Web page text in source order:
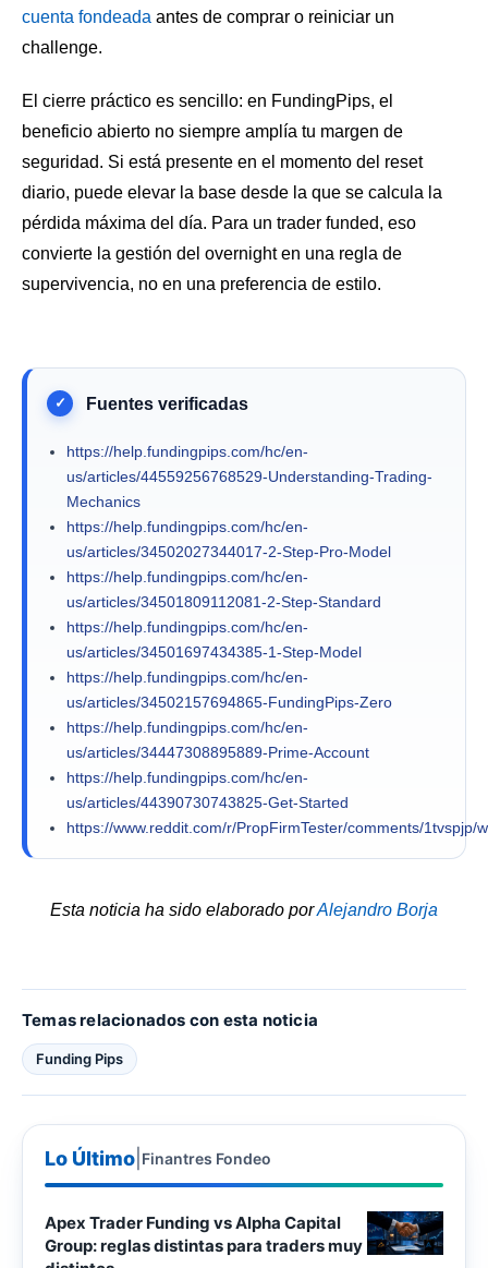
cuenta fondeada antes de comprar o reiniciar un
challenge.
El cierre práctico es sencillo: en FundingPips, el
beneficio abierto no siempre amplía tu margen de
seguridad. Si está presente en el momento del reset
diario, puede elevar la base desde la que se calcula la
pérdida máxima del día. Para un trader funded, eso
convierte la gestión del overnight en una regla de
supervivencia, no en una preferencia de estilo.
https://help.fundingpips.com/hc/en-
us/articles/44559256768529-Understanding-Trading-
Mechanics
https://help.fundingpips.com/hc/en-
us/articles/34502027344017-2-Step-Pro-Model
https://help.fundingpips.com/hc/en-
us/articles/34501809112081-2-Step-Standard
https://help.fundingpips.com/hc/en-
us/articles/34501697434385-1-Step-Model
https://help.fundingpips.com/hc/en-
us/articles/34502157694865-FundingPips-Zero
https://help.fundingpips.com/hc/en-
us/articles/34447308895889-Prime-Account
https://help.fundingpips.com/hc/en-
us/articles/44390730743825-Get-Started
https://www.reddit.com/r/PropFirmTester/comments/1tvspjp/
Esta noticia ha sido elaborado porAlejandro Borja
Temas relacionados con esta noticia
Funding Pips
Lo Último Finantres Fondeo
Apex Trader Funding vs Alpha Capital
Group: reglas distintas para traders muy